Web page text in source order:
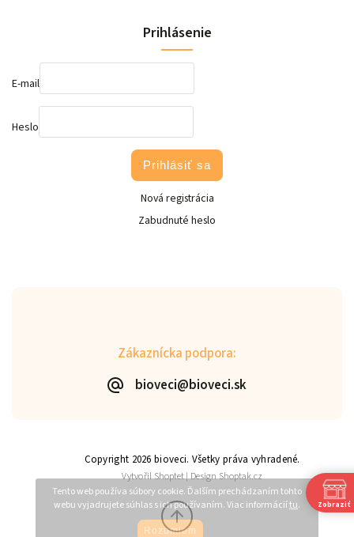
Tento web používa súbory cookie. Ďalším prechádzaním tohto
webu vyjadrujete súhlas s ich používaním. Viac informáciítu.
Rozumiem
Zákaznícka podpora:
bioveci@bioveci.sk
Prihlásenie
E-mail
Heslo
Prihlásiť sa
Nová registrácia
Zabudnuté heslo
Copyright 2026bioveci. Všetky práva vyhradené.
VytvořilShoptet| DesignShoptak.cz
Zobraziť